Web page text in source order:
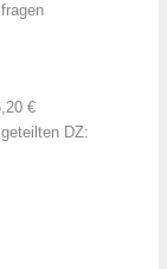
fragen
€
DZ: